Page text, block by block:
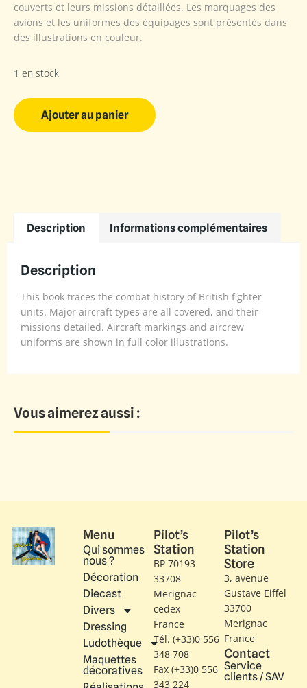
couverts et leurs missions détaillées. Les marquages des
avions et les uniformes des équipages sont présentés dans
des illustrations en couleur.
1 en stock
Ajouter au panier
Description Informations complémentaires
Description
This book traces the combat history of British fighter
units. Major aircraft types are all covered, and their
missions detailed. Aircraft markings and aircrew
uniforms are shown in full color illustrations.
Vous aimerez aussi :
Menu
Qui sommes
nous ?
Décoration
Diecast
Divers
Dressing
Ludothèque
Maquettes
décoratives
Pilot’s
Station
BP 70193
33708
Merignac
cedex
France
Tél. (+33)0 556
348 708
Fax (+33)0 556
343 224
Pilot’s
Station
Store
3, avenue
Gustave Eiffel​
33700
Merignac
France
Contact
Service
clients / SAV